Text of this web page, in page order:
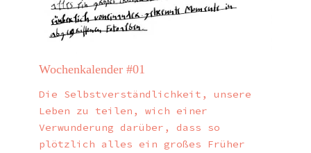
Wochenkalender #01
Die Selbstverständlichkeit, unsere
Leben zu teilen, wich einer
Verwunderung darüber, dass so
plötzlich alles ein großes Früher